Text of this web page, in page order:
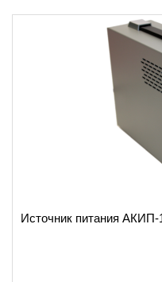
Источник питания АКИП-